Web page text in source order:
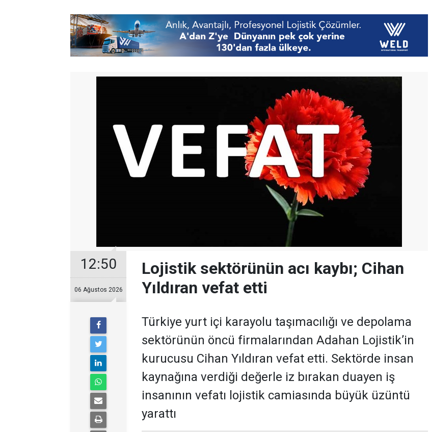
12:50
06 Ağustos 2026
Lojistik sektörünün acı kaybı; Cihan
Yıldıran vefat etti
Türkiye yurt içi karayolu taşımacılığı ve depolama
sektörünün öncü firmalarından Adahan Lojistik’in
kurucusu Cihan Yıldıran vefat etti. Sektörde insan
kaynağına verdiği değerle iz bırakan duayen iş
insanının vefatı lojistik camiasında büyük üzüntü
yarattı